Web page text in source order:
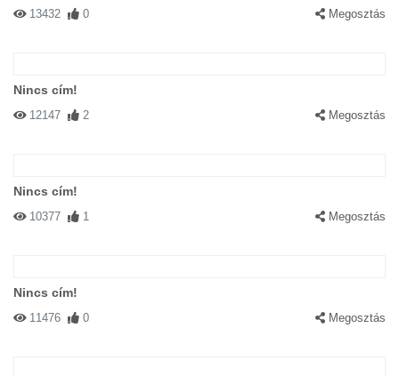
13432 0 Megosztás
Nincs cím!
12147 2 Megosztás
Nincs cím!
10377 1 Megosztás
Nincs cím!
11476 0 Megosztás